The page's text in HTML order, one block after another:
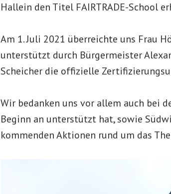
Hallein den Titel FAIRTRADE-School
Am 1. Juli 2021 überreichte uns Frau
unterstützt durch Bürgermeister
Scheicher die offizielle
Wir bedanken uns vor allem auch bei
Beginn an unterstützt hat, sowie
kommenden Aktionen rund um das